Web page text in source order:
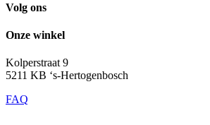
Volg ons
Onze winkel
Kolperstraat 9
5211 KB ‘s-Hertogenbosch
FAQ